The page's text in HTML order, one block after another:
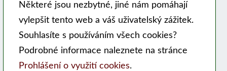
Časopis MODERNÍ VČELAŘ vydává PSNV-CZ:
Pracovní společnost nástavkových včelařů CZ, z. s.
Hlavní 99, 753 56 Opatovice
Kontakty
Některé jsou nezbytné, jiné nám pomáhají
vylepšit tento web a váš uživatelský zážitek.
Souhlasíte s používáním všech cookies?
Podrobné informace naleznete na stránce
Prohlášení o využití cookies.